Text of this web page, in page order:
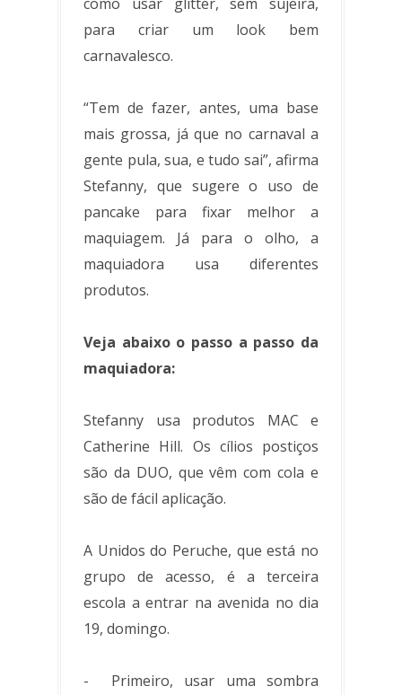
para criar um look bem
carnavalesco.
“Tem de fazer, antes, uma base
mais grossa, já que no carnaval a
gente pula, sua, e tudo sai”, afirma
Stefanny, que sugere o uso de
pancake para fixar melhor a
maquiagem. Já para o olho, a
maquiadora usa diferentes
produtos.
Veja abaixo o passo a passo da
maquiadora:
Stefanny usa produtos MAC e
Catherine Hill. Os cílios postiços
são da DUO, que vêm com cola e
são de fácil aplicação.
A Unidos do Peruche, que está no
grupo de acesso, é a terceira
escola a entrar na avenida no dia
19, domingo.
- Primeiro, usar uma sombra